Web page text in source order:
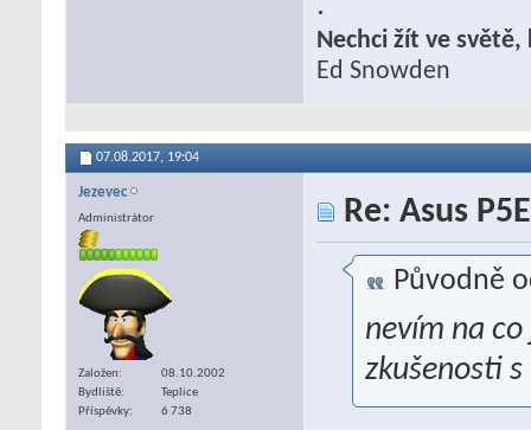
Nechci žít ve
Ed Snowden
07.08.2017, 19:04
Jezevec
Administrátor
Založen
08.10.2002
Bydliště
Teplice
Příspěvky
6 738
Re: Asus
Původně
nevím na
zkušenosti